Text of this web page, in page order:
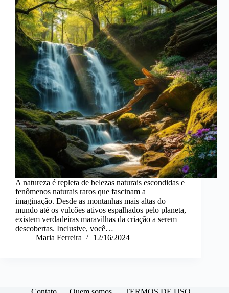
A natureza é repleta de belezas naturais escondidas e
fenômenos naturais raros que fascinam a
imaginação. Desde as montanhas mais altas do
mundo até os vulcões ativos espalhados pelo planeta,
existem verdadeiras maravilhas da criação a serem
descobertas. Inclusive, você…
Maria Ferreira
12/16/2024